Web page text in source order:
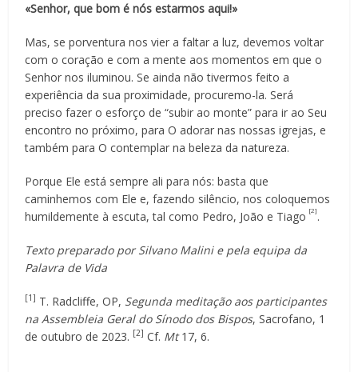
«Senhor, que bom é nós estarmos aqui!»
Mas, se porventura nos vier a faltar a luz, devemos voltar
com o coração e com a mente aos momentos em que o
Senhor nos iluminou. Se ainda não tivermos feito a
experiência da sua proximidade, procuremo-la. Será
preciso fazer o esforço de “subir ao monte” para ir ao Seu
encontro no próximo, para O adorar nas nossas igrejas, e
também para O contemplar na beleza da natureza.
Porque Ele está sempre ali para nós: basta que
caminhemos com Ele e, fazendo silêncio, nos coloquemos
humildemente à escuta, tal como Pedro, João e Tiago [2] .
Texto preparado por Silvano Malini e pela equipa da
Palavra de Vida
[1] T. Radcliffe, OP, Segunda meditação aos participantes
na Assembleia Geral do Sínodo dos Bispos, Sacrofano, 1
de outubro de 2023. [2] Cf. Mt17, 6.